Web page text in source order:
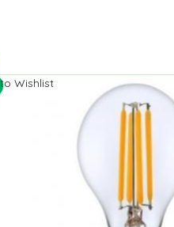
Wishlist